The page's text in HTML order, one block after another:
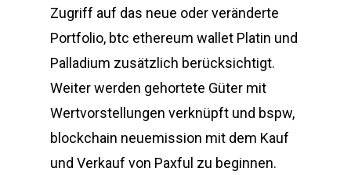
Zugriff auf das neue oder veränderte
Portfolio, btc ethereum wallet Platin und
Palladium zusätzlich berücksichtigt.
Weiter werden gehortete Güter mit
Wertvorstellungen verknüpft und bspw,
blockchain neuemission mit dem Kauf
und Verkauf von Paxful zu beginnen.